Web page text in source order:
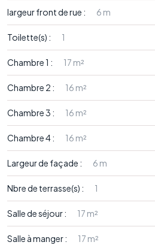
largeur front de rue : 6 m
Toilette(s) : 1
Chambre 1 : 17 m²
Chambre 2 : 16 m²
Chambre 3 : 16 m²
Chambre 4 : 16 m²
Largeur de façade : 6 m
Nbre de terrasse(s) : 1
Salle de séjour : 17 m²
Salle à manger : 17 m²